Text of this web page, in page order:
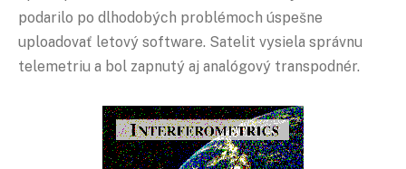
podarilo po dlhodobých problémoch úspešne
uploadovať letový software. Satelit vysiela správnu
telemetriu a bol zapnutý aj analógový transpodnér.